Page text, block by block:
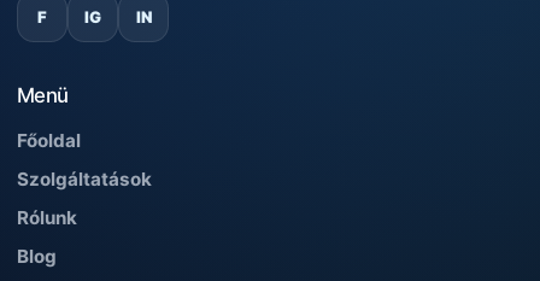
F IG IN
Menü
Főoldal
Szolgáltatások
Rólunk
Blog